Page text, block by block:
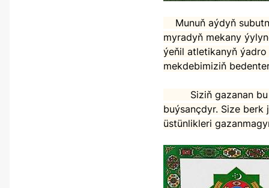
Munuň aýdyň subutnamasy hökmünde, Garaşsyz baky Bitarap Türkmenistan – bedew batly at –
myradyň mekany
ýeňil atletikanyň
mekdebimiziň
Siziň gazanan bu ajaýyp ýeňşiňiz hem-de görkezen ýokary netijäňiz biziň hemmämiz üçin uly
buýsançdyr. Size
üstünlikleri